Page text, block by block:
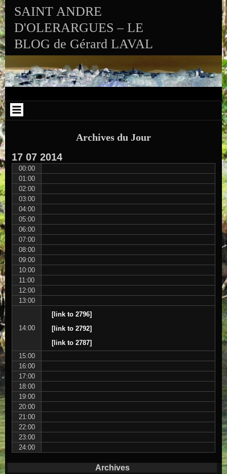
Skip to VISITS_COUNTER_WIDGET
SAINT ANDRE
D'OLERARGUES – LE
BLOG de Gérard LAVAL
Archives du Jour
17 07 2014
00:00
01:00
02:00
03:00
04:00
05:00
06:00
07:00
08:00
09:00
10:00
11:00
12:00
13:00
14:00
[link to 2796]
[link to 2792]
[link to 2787]
15:00
16:00
17:00
18:00
19:00
20:00
21:00
22:00
23:00
24:00
Archives